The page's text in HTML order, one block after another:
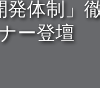
発体制」
ー登壇